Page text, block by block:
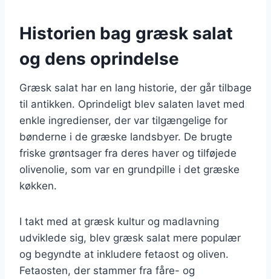
Historien bag græsk salat
og dens oprindelse
Græsk salat har en lang historie, der går tilbage
til antikken. Oprindeligt blev salaten lavet med
enkle ingredienser, der var tilgængelige for
bønderne i de græske landsbyer. De brugte
friske grøntsager fra deres haver og tilføjede
olivenolie, som var en grundpille i det græske
køkken.
I takt med at græsk kultur og madlavning
udviklede sig, blev græsk salat mere populær
og begyndte at inkludere fetaost og oliven.
Fetaosten, der stammer fra fåre- og